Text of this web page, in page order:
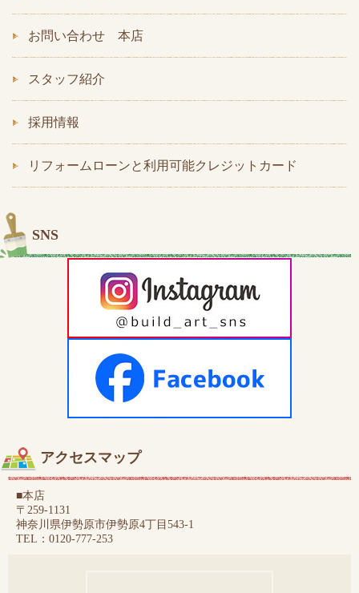
お問い合わせ 本店
スタッフ紹介
採用情報
リフォームローンと利用可能クレジットカード
SNS
アクセスマップ
■本店
〒259-1131
神奈川県伊勢原市伊勢原4丁目543-1
TEL：0120-777-253